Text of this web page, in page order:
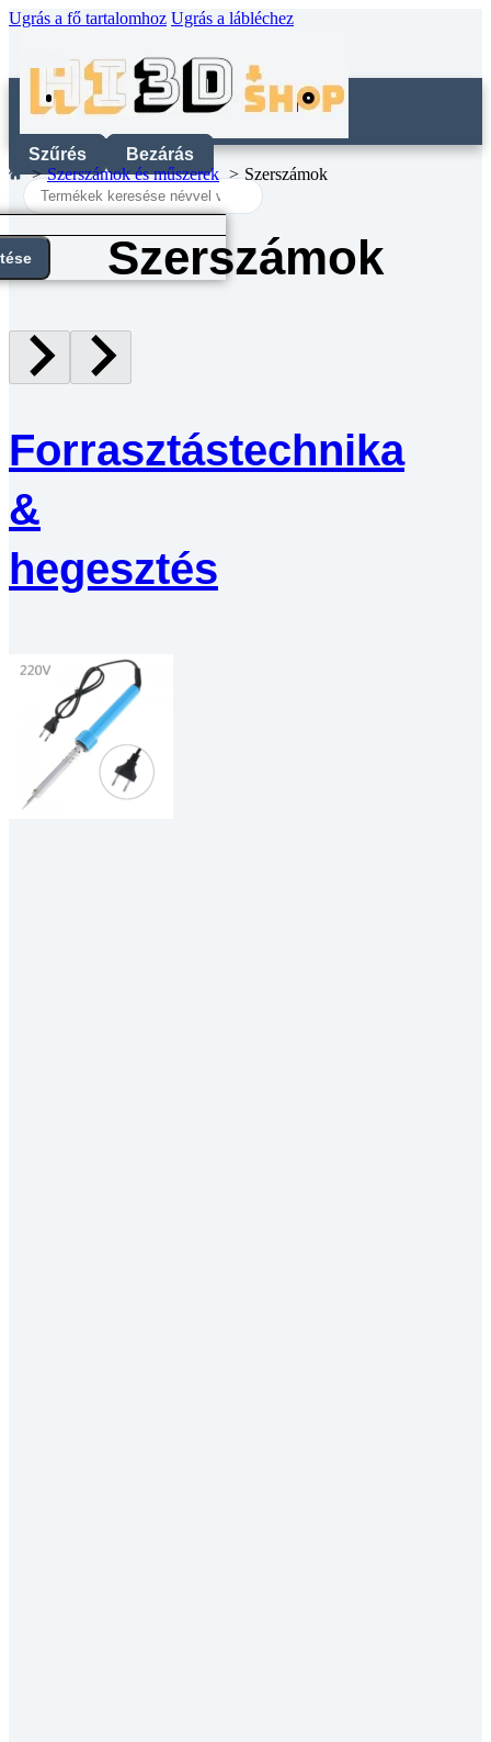
Ugrás a fő tartalomhoz Ugrás a lábléchez
Search
...
Szűrés
Bezárás
Szerszámok és műszerek
Szerszámok
Szerszámok
Forrasztástechnika
&
hegesztés